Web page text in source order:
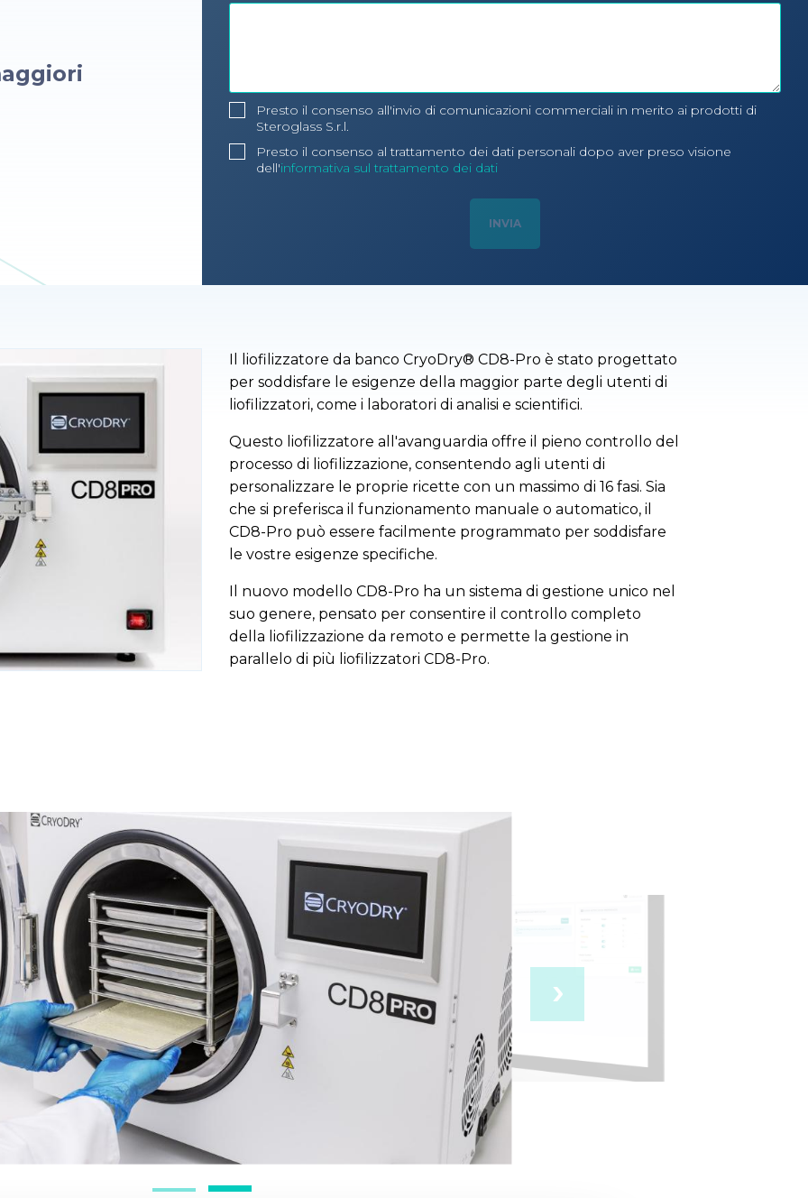
Presto il consenso all'invio di comunicazioni commerciali in merito ai prodotti di
Steroglass S.r.l.
Presto il consenso al trattamento dei dati personali dopo aver preso visione
dell'informativa sul trattamento dei dati
Il liofilizzatore da banco CryoDry® CD8-Pro è stato progettato
per soddisfare le esigenze della maggior parte degli utenti di
liofilizzatori, come i laboratori di analisi e scientifici.
Questo liofilizzatore all'avanguardia offre il pieno controllo del
processo di liofilizzazione, consentendo agli utenti di
personalizzare le proprie ricette con un massimo di 16 fasi. Sia
che si preferisca il funzionamento manuale o automatico, il
CD8-Pro può essere facilmente programmato per soddisfare
le vostre esigenze specifiche.
Il nuovo modello CD8-Pro ha un sistema di gestione unico nel
suo genere, pensato per consentire il controllo completo
della liofilizzazione da remoto e permette la gestione in
parallelo di più liofilizzatori CD8-Pro.